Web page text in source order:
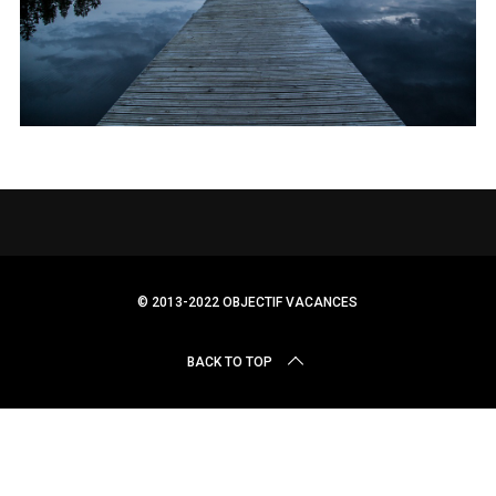
© 2013-2022 OBJECTIF VACANCES
BACK TO TOP
r
c
h
r